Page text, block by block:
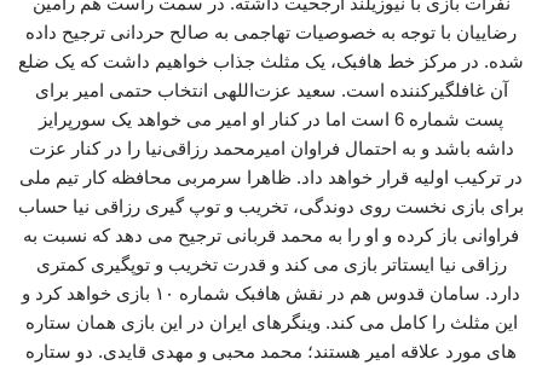
رضاییان با توجه به خصوصیات تهاجمی به صالح حردانی ترجیح داده
شده. در مرکز خط هافبک، یک مثلث جذاب خواهیم داشت که یک ضلع
آن غافلگیرکننده است. سعید عزت‌اللهی انتخاب حتمی امیر برای
پست شماره 6 است اما در کنار او امیر می خواهد یک سورپرایز
داشه باشد و به احتمال فراوان امیرمحمد رزاقی‌نیا را در کنار عزت
در ترکیب اولیه قرار خواهد داد. ظاهرا سرمربی محافظه کار تیم ملی
برای بازی نخست روی دوندگی، تخریب و توپ گیری رزاقی نیا حساب
فراوانی باز کرده و او را به محمد قربانی ترجیح می دهد که نسبت به
رزاقی نیا ایستاتر بازی می کند و قدرت تخریب و توپگیری کمتری
دارد. سامان قدوس هم در نقش هافبک شماره ۱۰ بازی خواهد کرد و
این مثلث را کامل می کند. وینگرهای ایران در این بازی همان ستاره
های مورد علاقه امیر هستند؛ محمد محبی و مهدی قایدی. دو ستاره